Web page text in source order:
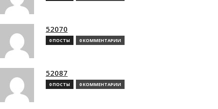
52070
0 ПОСТЫ 0 КОММЕНТАРИИ
52087
0 ПОСТЫ 0 КОММЕНТАРИИ